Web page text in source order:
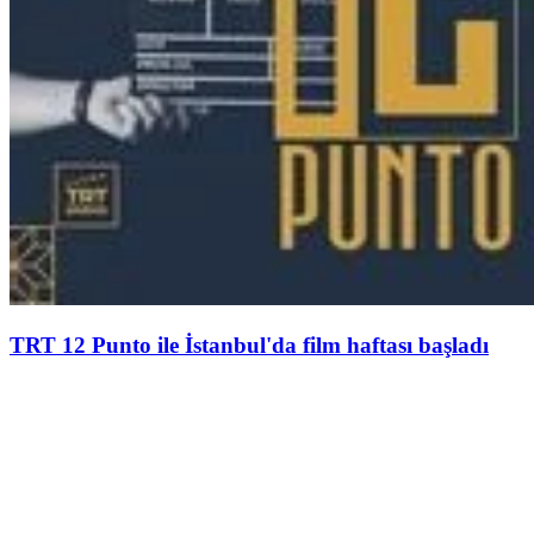
TRT 12 Punto ile İstanbul'da film haftası başladı